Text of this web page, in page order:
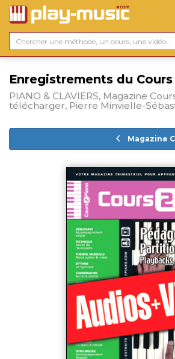
Enregistrements du Cours
PIANO & CLAVIERS, Magazine
télécharger, Pierre Minvielle-
Magazine